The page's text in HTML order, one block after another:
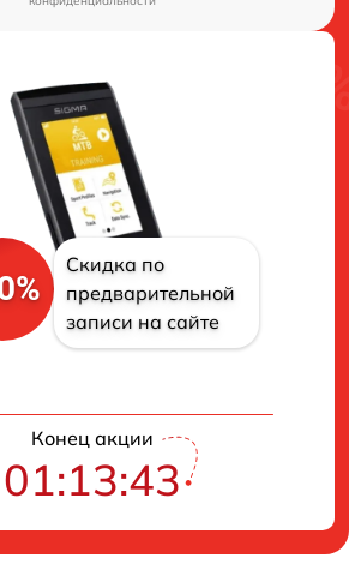
Скидка по
предварительной
записи на сайте
Конец акции
01:13:42